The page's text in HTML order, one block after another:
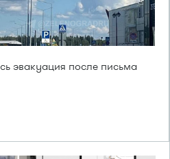
эвакуация после письма